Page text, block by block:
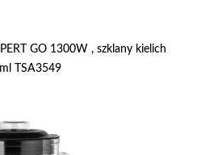
GO 1300W , szklany kielich
TSA3549